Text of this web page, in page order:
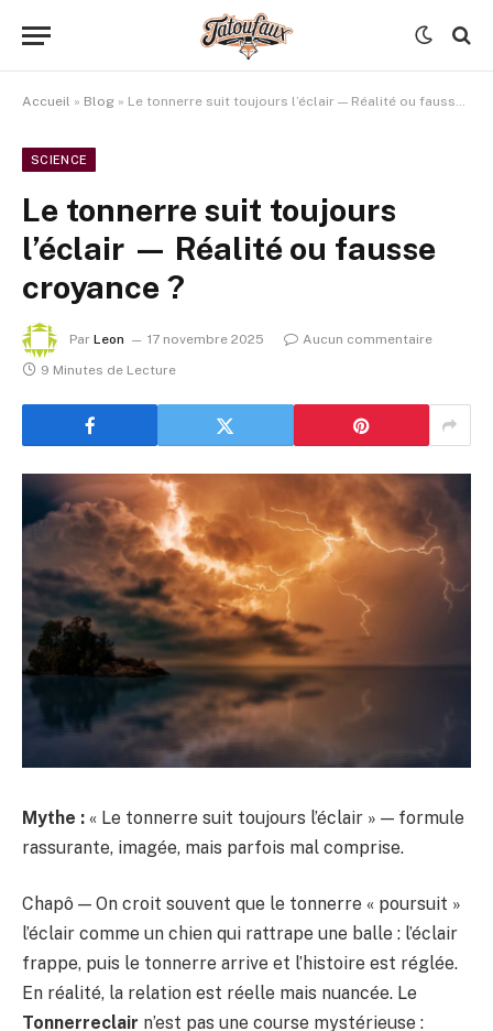
Accueil » Blog » Le tonnerre suit toujours l’éclair — Réalité ou fausse croyance ?
SCIENCE
Le tonnerre suit toujours
l’éclair — Réalité ou fausse
croyance ?
Par Leon 17 novembre 2025
Aucun commentaire
9 Minutes de Lecture
Mythe : « Le tonnerre suit toujours l’éclair » — formule
rassurante, imagée, mais parfois mal comprise.
Chapô — On croit souvent que le tonnerre « poursuit »
l’éclair comme un chien qui rattrape une balle : l’éclair
frappe, puis le tonnerre arrive et l’histoire est réglée.
En réalité, la relation est réelle mais nuancée. Le
Tonnerreclair n’est pas une course mystérieuse :